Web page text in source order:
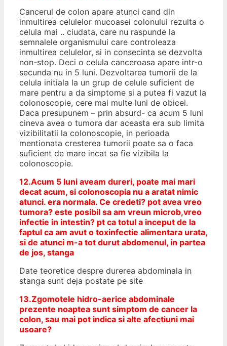
Cancerul de colon apare atunci cand din
inmultirea celulelor mucoasei colonului rezulta o
celula mai .. ciudata, care nu raspunde la
semnalele organismului care controleaza
inmultirea celulelor, si in consecinta se dezvolta
non-stop. Deci o celula canceroasa apare intr-o
secunda nu in 5 luni. Dezvoltarea tumorii de la
celula initiala la un grup de celule suficient de
mare pentru a da simptome si a putea fi vazut la
colonoscopie, cere mai multe luni de obicei.
Daca presupunem – prin absurd- ca acum 5 luni
cineva avea o tumora dar aceasta era sub limita
vizibilitatii la colonoscopie, in perioada
mentionata cresterea tumorii poate sa o faca
suficient de mare incat sa fie vizibila la
colonoscopie.
12.Acum 5 luni aveam dureri, poate mai mari
decat acum, si colonoscopia nu a aratat nimic
atunci. era normala. Ce credeti? pot avea vreo
tumora? este posibil sa am vreun microb,vreo
infectie in intestin? pt ca totul a inceput de la
faptul ca am avut o toxinfectie alimentara urata,
si de atunci m-a tot durut abdomenul, in partea
de jos, stanga
Date teoretice despre durerea abdominala in
stanga sunt deja postate pe site
13.Zgomotele hidro-aerice abdominale
prezente noaptea sunt simptom de cancer la
colon, sau mai pot indica si alte afectiuni mai
usoare?